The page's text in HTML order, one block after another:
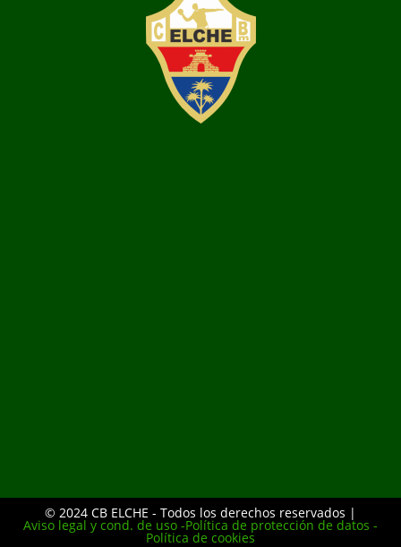
© 2024 CB ELCHE - Todos los derechos reservados |
Aviso legal y cond. de uso -Política de protección de datos -
Política de cookies